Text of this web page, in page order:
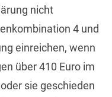
nicht
4 und
einreichen, wenn
über 410 Euro im
sie geschieden